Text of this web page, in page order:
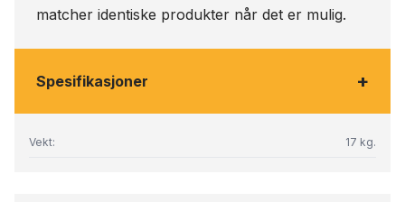
matcher identiske produkter når det er mulig.
Spesifikasjoner +
Vekt: 17 kg.